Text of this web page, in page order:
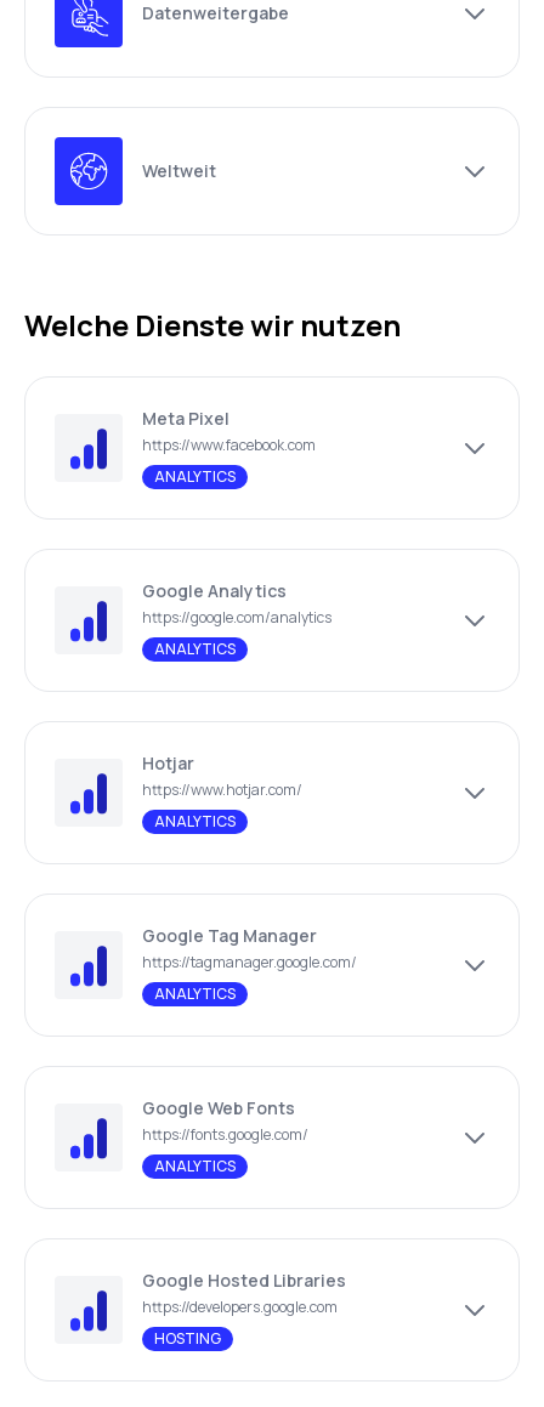
Datenweitergabe
Weltweit
Welche Dienste wir nutzen
Meta Pixel
https://www.facebook.com
ANALYTICS
Google Analytics
https://google.com/analytics
ANALYTICS
Hotjar
https://www.hotjar.com/
ANALYTICS
Google Tag Manager
https://tagmanager.google.com/
ANALYTICS
Google Web Fonts
https://fonts.google.com/
ANALYTICS
Google Hosted Libraries
https://developers.google.com
HOSTING